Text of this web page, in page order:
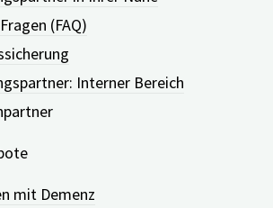
(FAQ)
Interner Bereich
mit Demenz
Fehlt es an sozialen Interaktionen
oder leben Menschen sehr isoliert
Reserve(siehe oben),